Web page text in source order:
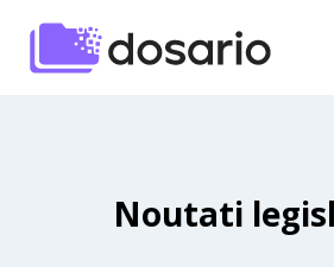
content
Noutati